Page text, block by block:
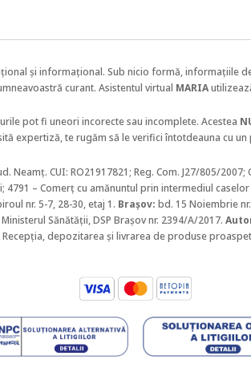
și informațional. Sub nicio formă, informațiile
curant. Asistentul virtual MARIA
pot fi uneori incorecte sau incomplete. Acestea
expertiză, te rugăm să le verifici întotdeauna cu
Neamț. CUI: RO21917821; Reg. Com. J27/805/
4791 – Comerţ cu amănuntul prin intermediul
nr. 5-7, 28-30, etaj 1. Braşov: bd. 15 Noiembrie
Sănătății, DSP Brașov nr. 2394/A/2017.
Recepția, depozitarea și livrarea de produse